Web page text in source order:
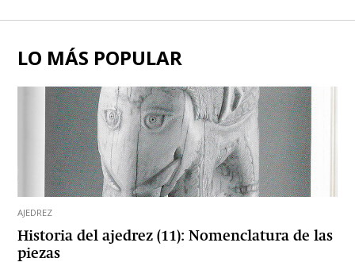
LO MÁS POPULAR
AJEDREZ
Historia del ajedrez (11): Nomenclatura de las
piezas